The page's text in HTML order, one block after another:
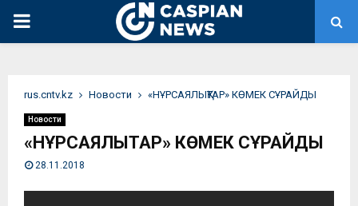
PRIMARY
rus.cntv.kz Новости «НҰРСАЯЛЫҚТАР» КӨМЕК СҰРАЙДЫ
Новости
«НҰРСАЯЛЫҚТАР» КӨМЕК СҰРАЙДЫ
28.11.2018